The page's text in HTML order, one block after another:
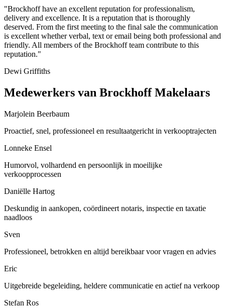
"Brockhoff have an excellent reputation for professionalism,
delivery and excellence. It is a reputation that is thoroughly
deserved. From the first meeting to the final sale the communication
is excellent whether verbal, text or email being both professional and
friendly. All members of the Brockhoff team contribute to this
reputation."
Dewi Griffiths
Medewerkers van Brockhoff Makelaars
Marjolein Beerbaum
Proactief, snel, professioneel en resultaatgericht in verkooptrajecten
Lonneke Ensel
Humorvol, volhardend en persoonlijk in moeilijke
verkoopprocessen
Daniëlle Hartog
Deskundig in aankopen, coördineert notaris, inspectie en taxatie
naadloos
Sven
Professioneel, betrokken en altijd bereikbaar voor vragen en advies
Eric
Uitgebreide begeleiding, heldere communicatie en actief na verkoop
Stefan Ros